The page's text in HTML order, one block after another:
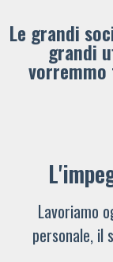
Le grandi
grandi
Lavoriamo
personale, il